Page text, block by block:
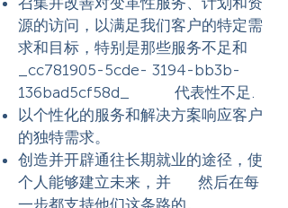
源的访问，以满足我们客户的特定需
求和目标，特别是那些服务不足和
_cc781905-5cde- 3194-bb3b-
136bad5cf58d_ 代表性不足.
以个性化的服务和解决方案响应客户
的独特需求。
创造并开辟通往长期就业的途径，使
个人能够建立未来，并 然后在每
一步都支持他们这条路的。